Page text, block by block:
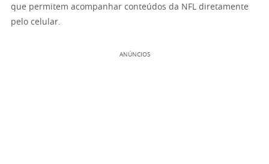
que permitem acompanhar conteúdos da NFL diretamente
pelo celular.
ANÚNCIOS